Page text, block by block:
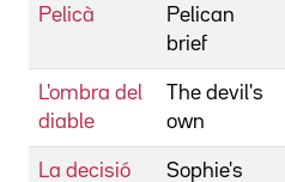
Pelicà
Pelican
brief
L'ombra del
diable
The devil's
own
La decisió
Sophie's